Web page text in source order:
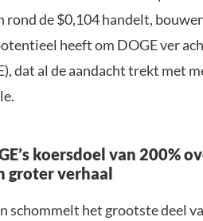
rond de $0,104 handelt,
heeft om DOGE ver
dat al de aandacht trekt met
koersdoel van 200%
groter verhaal
schommelt het grootste deel